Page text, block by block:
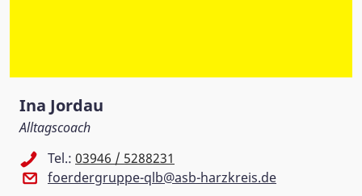
Ina Jordau
Alltagscoach
Tel.: 03946 / 5288231
foerdergruppe-qlb@asb-harzkreis.de